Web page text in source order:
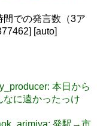
間での発言数（3ア
[auto]
本日から
に遠かったっけ